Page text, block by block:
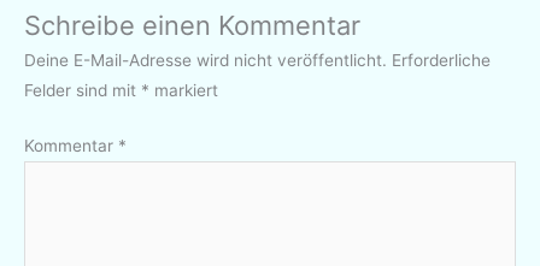
Schreibe einen Kommentar
Deine E-Mail-Adresse wird nicht veröffentlicht. Erforderliche
Felder sind mit * markiert
Kommentar *